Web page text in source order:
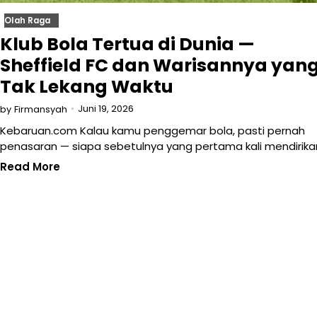
Olah Raga
Klub Bola Tertua di Dunia —
Sheffield FC dan Warisannya
Tak Lekang Waktu
by Firmansyah Juni 19, 2026
Kebaruan.com Kalau kamu penggemar bola, pasti pernah
penasaran — siapa sebetulnya yang pertama kali
Read More